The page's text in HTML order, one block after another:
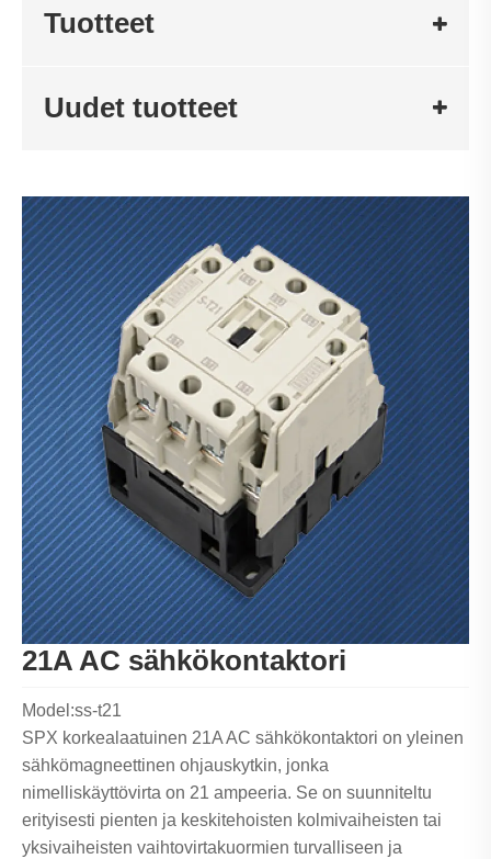
Tuotteet
Uudet tuotteet
21A AC sähkökontaktori
Model:ss-t21
SPX korkealaatuinen 21A AC sähkökontaktori on yleinen
sähkömagneettinen ohjauskytkin, jonka
nimelliskäyttövirta on 21 ampeeria. Se on suunniteltu
erityisesti pienten ja keskitehoisten kolmivaiheisten tai
yksivaiheisten vaihtovirtakuormien turvalliseen ja